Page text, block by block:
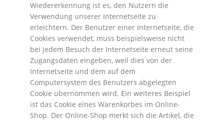
Wiedererkennung ist es, den Nutzern die
Verwendung unserer Internetseite zu
erleichtern. Der Benutzer einer Internetseite, die
Cookies verwendet, muss beispielsweise nicht
bei jedem Besuch der Internetseite erneut seine
Zugangsdaten eingeben, weil dies von der
Internetseite und dem auf dem
Computersystem des Benutzers abgelegten
Cookie übernommen wird. Ein weiteres Beispiel
ist das Cookie eines Warenkorbes im Online-
Shop. Der Online-Shop merkt sich die Artikel, die